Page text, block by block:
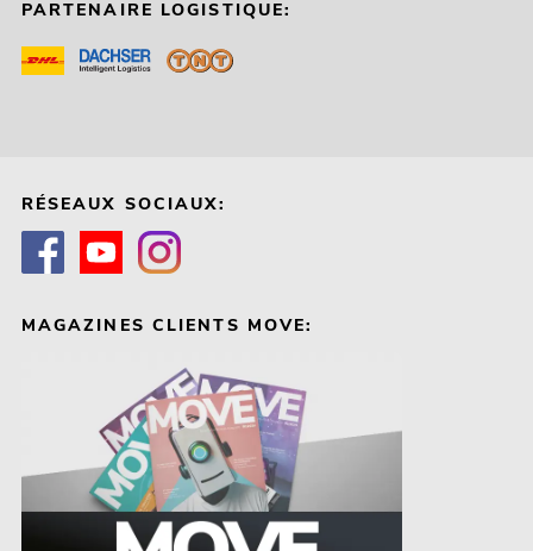
PARTENAIRE LOGISTIQUE:
RÉSEAUX SOCIAUX:
MAGAZINES CLIENTS MOVE: